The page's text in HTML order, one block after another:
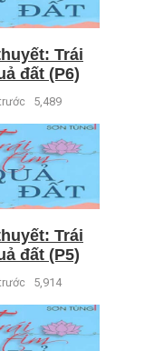
Trái
đất (P6)
5,489
Trái
đất (P5)
5,914